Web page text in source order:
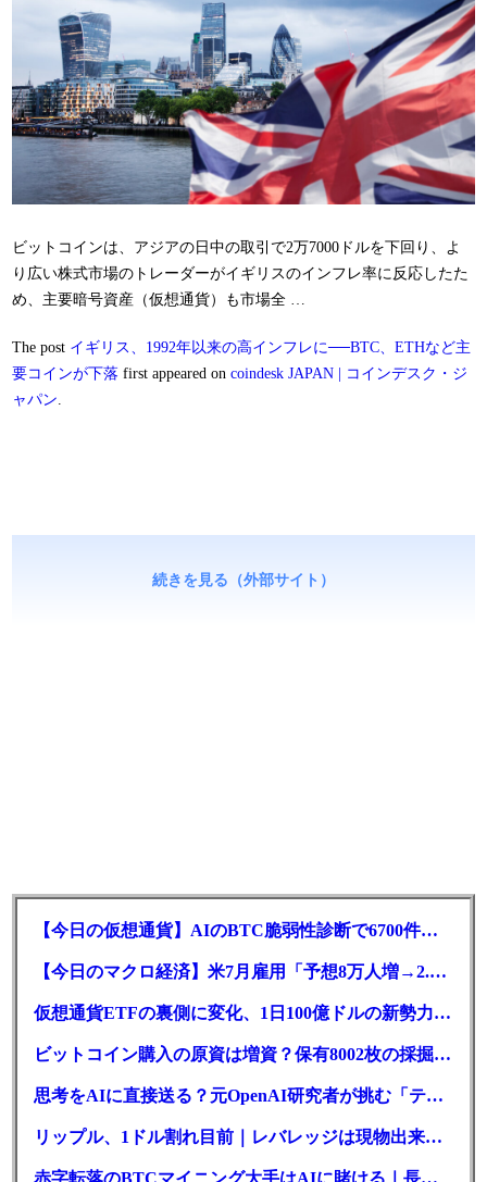
ビットコインは、アジアの日中の取引で2万7000ドルを下回り、よ
り広い株式市場のトレーダーがイギリスのインフレ率に反応したた
め、主要暗号資産（仮想通貨）も市場全 …
The post イギリス、1992年以来の高インフレに──BTC、ETHなど主
要コインが下落 first appeared on coindesk JAPAN | コインデスク・ジ
ャパン
続きを見る（外部サイト）
【今日の仮想通貨】AIのBTC脆弱性診断で6700件の指摘。赤字マイニング企業はAIに賭ける
【今日のマクロ経済】米7月雇用「予想8万人増→2.3万人減」で利上げ観測後退
仮想通貨ETFの裏側に変化、1日100億ドルの新勢力がSEC登録
ビットコイン購入の原資は増資？保有8002枚の採掘企業の実態とは
思考をAIに直接送る？元OpenAI研究者が挑む「テレパシー」開発とは
リップル、1ドル割れ目前｜レバレッジは現物出来高の6倍超
赤字転落のBTCマイニング大手はAIに賭ける｜長期負債17.8億ドル